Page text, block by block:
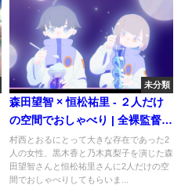
未分類
森田望智 × 恒松祐里 - ２人だけ
の空間でおしゃべり | 全裸監督
シーズン２ | Netflix Japan
【ENG sub/CC】
村西とおるにとって大きな存在であった2
人の女性、黒木香と乃木真梨子を演じた森
田望智さんと恒松祐里さんに2人だけの空
間でおしゃべりしてもらいま...